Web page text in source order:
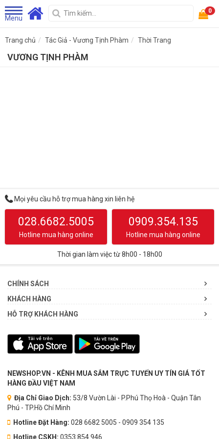
Menu
0
Trang chủ Tác Giả - Vương Tịnh Phàm Thời Trang
VƯƠNG TỊNH PHÀM
Mọi yêu cầu hỗ trợ mua hàng xin liên hệ
028.6682.5005
Hotline mua hàng online
0909.354.135
Hotline mua hàng online
Thời gian làm việc từ 8h00 - 18h00
CHÍNH SÁCH
KHÁCH HÀNG
HỖ TRỢ KHÁCH HÀNG
NEWSHOP.VN - KÊNH MUA SẮM TRỰC TUYẾN UY TÍN GIÁ TỐT
HÀNG ĐẦU VIỆT NAM
Địa Chỉ Giao Dịch: 53/8 Vườn Lài - P.Phú Thọ Hoà - Quận Tân
Phú - TP.Hồ Chí Minh
Hotline Đặt Hàng: 028 6682 5005 - 0909 354 135
Hotline CSKH: 0353.854.946